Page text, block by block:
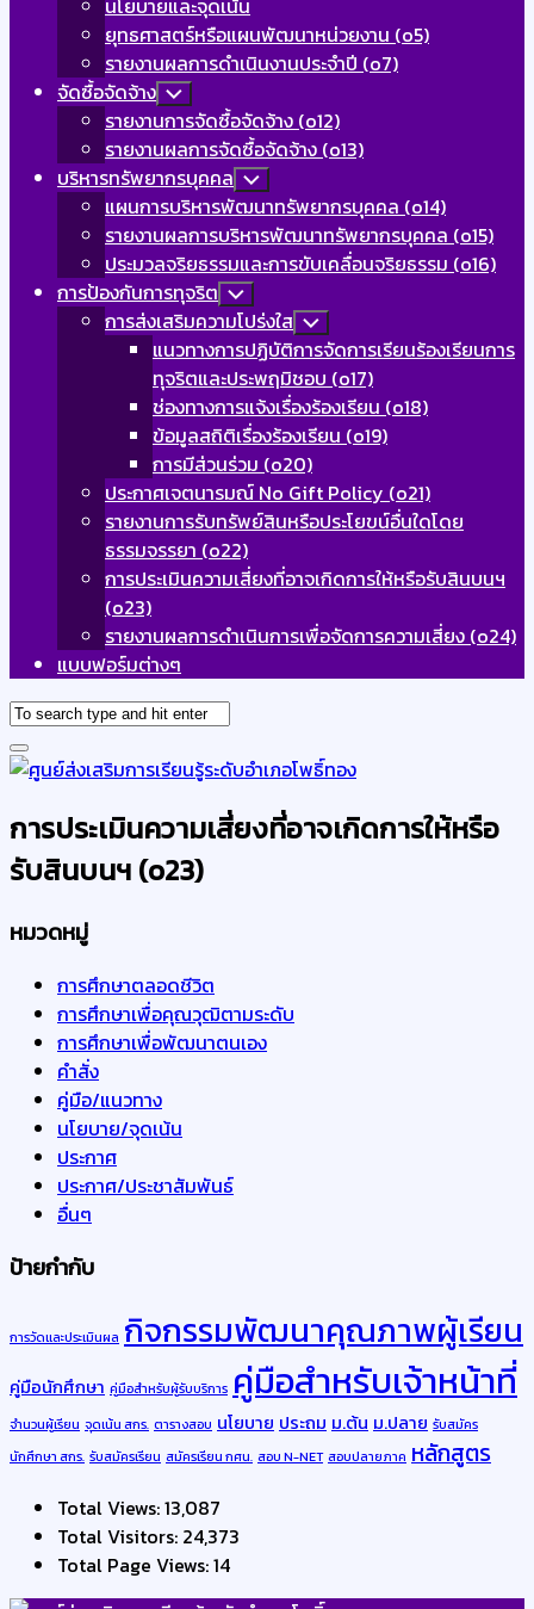
Menu
นโยบายและจุดเน้น
ยุทธศาสตร์หรือแผนพัฒนาหน่วยงาน (o5)
รายงานผลการดำเนินงานประจำปี (o7)
จัดซื้อจัดจ้าง Toggle
Child
Menu
รายงานการจัดซื้อจัดจ้าง (o12)
รายงานผลการจัดซื้อจัดจ้าง (o13)
บริหารทรัพยากรบุคคล Toggle
Child
Menu
แผนการบริหารพัฒนาทรัพยากรบุคคล (o14)
รายงานผลการบริหารพัฒนาทรัพยากรบุคคล (o15)
ประมวลจริยธรรมและการขับเคลื่อนจริยธรรม (o16)
Current
Page
การป้องกันการทุจริต Toggle
Child
Menu
การส่งเสริมความโปร่งใส Toggle
Child
Menu
แนวทางการปฏิบัติการจัดการเรียนร้องเรียนการ
ทุจริตและประพฤมิชอบ (o17)
ช่องทางการแจ้งเรื่องร้องเรียน (o18)
ข้อมูลสถิติเรื่องร้องเรียน (o19)
การมีส่วนร่วม (o20)
ประกาศเจตนารมณ์ No Gift Policy (o21)
รายงานการรับทรัพย์สินหรือประโยขน์อื่นใดโดย
ธรรมจรรยา (o22)
Current
Page:
การประเมินความเสี่ยงที่อาจเกิดการให้หรือรับสินบนฯ
(o23)
รายงานผลการดำเนินการเพื่อจัดการความเสี่ยง (o24)
แบบฟอร์มต่างๆ
การประเมินความเสี่ยงที่อาจเกิดการให้หรือ
รับสินบนฯ (o23)
หมวดหมู่
การศึกษาตลอดชีวิต
การศึกษาเพื่อคุณวุฒิตามระดับ
การศึกษาเพื่อพัฒนาตนเอง
คำสั่ง
คู่มือ/แนวทาง
นโยบาย/จุดเน้น
ประกาศ
ประกาศ/ประชาสัมพันธ์
อื่นๆ
ป้ายกำกับ
การวัดและประเมินผล กิจกรรมพัฒนาคุณภาพผู้เรียน
คู่มือนักศึกษา คู่มือสำหรับผู้รับบริการ คู่มือสำหรับเจ้าหน้าที่
จำนวนผู้เรียน จุดเน้น สกร. ตารางสอบ นโยบาย ประถม ม.ต้น ม.ปลาย รับสมัคร
นักศึกษา สกร. รับสมัครเรียน สมัครเรียน กศน. สอบ N-NET สอบปลายภาค หลักสูตร
Total Views:13,087
Total Visitors: 24,373
Total Page Views:14